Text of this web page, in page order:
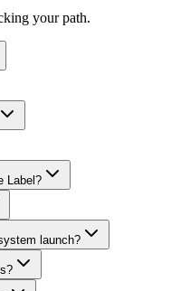
your path.
Label?
launch?